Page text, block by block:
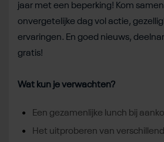
jaar met een beperking! Kom
onvergetelijke dag vol actie,
ervaringen. En goed nieuws,
gratis!
Wat kun je verwachten?
Een gezamenlijke lunch bij
Het uitproberen van